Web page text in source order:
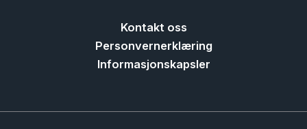
Kontakt oss
Personvernerklæring
Informasjonskapsler